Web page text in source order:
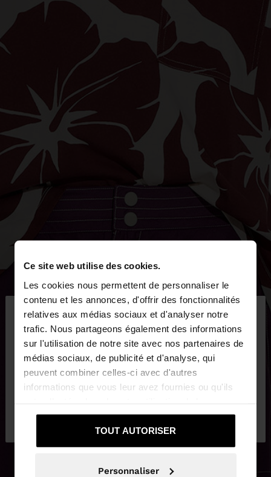
Ce site web utilise des cookies.
Les cookies nous permettent de personnaliser le
contenu et les annonces, d'offrir des fonctionnalités
relatives aux médias sociaux et d'analyser notre
trafic. Nous partageons également des informations
sur l'utilisation de notre site avec nos partenaires de
médias sociaux, de publicité et d'analyse, qui
peuvent combiner celles-ci avec d'autres
informations que vous leur avez fournies ou qu'ils
services.
TOUT AUTORISER
Personnaliser
bonjour ×
Vous accédez au site depuis Luxembourg. Voulez-
vous parcourir notre site au United States?